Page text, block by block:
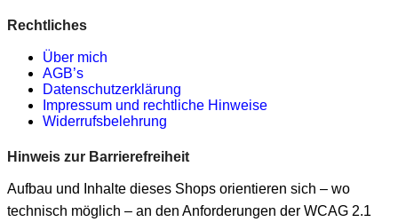
Rechtliches
Über mich
AGB’s
Datenschutzerklärung
Impressum und rechtliche Hinweise
Widerrufsbelehrung
Hinweis zur Barrierefreiheit
Aufbau und Inhalte dieses Shops orientieren sich – wo
technisch möglich – an den Anforderungen der WCAG 2.1